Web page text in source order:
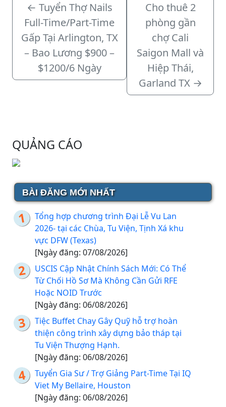
← Tuyển Thợ Nails
Full-Time/Part-Time
Gấp Tại Arlington, TX
– Bao Lương $900 –
$1200/6 Ngày
Cho thuê 2
phòng gần
chợ Cali
Saigon Mall và
Hiệp Thái,
Garland TX →
QUẢNG CÁO
BÀI ĐĂNG MỚI NHẤT
Tổng hợp chương trình Đại Lễ Vu Lan
2026- tại các Chùa, Tu Viện, Tịnh Xá khu
vực DFW (Texas)
[Ngày đăng: 07/08/2026]
USCIS Cập Nhật Chính Sách Mới: Có Thể
Từ Chối Hồ Sơ Mà Không Cần Gửi RFE
Hoặc NOID Trước
[Ngày đăng: 06/08/2026]
Tiệc Buffet Chay Gây Quỹ hỗ trợ hoàn
thiện công trình xây dựng bảo tháp tại
Tu Viện Thượng Hạnh.
[Ngày đăng: 06/08/2026]
Tuyển Gia Sư / Trợ Giảng Part-Time Tại IQ
Viet My Bellaire, Houston
[Ngày đăng: 06/08/2026]